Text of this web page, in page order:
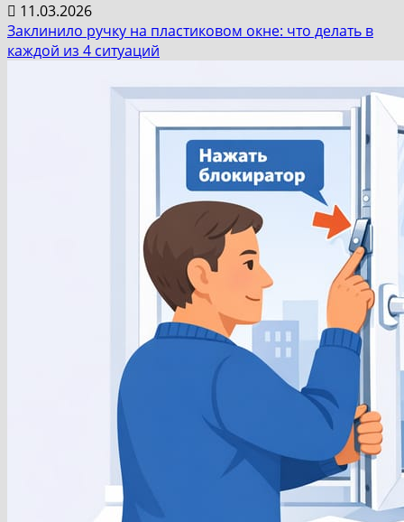
11.03.2026
Заклинило ручку на пластиковом окне: что делать в
каждой из 4 ситуаций